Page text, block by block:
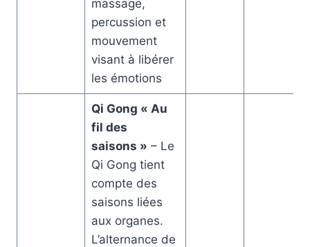
massage,
percussion et
mouvement
visant à libérer
les émotions
Qi Gong « Au
fil des
saisons » – Le
Qi Gong tient
compte des
saisons liées
aux organes.
L’alternance de